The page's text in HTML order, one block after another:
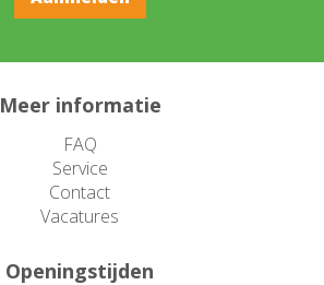
Meer informatie
FAQ
Service
Contact
Vacatures
Openingstijden